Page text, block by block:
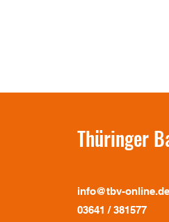
Thüringer
info@tbv-online.de
03641 / 381577